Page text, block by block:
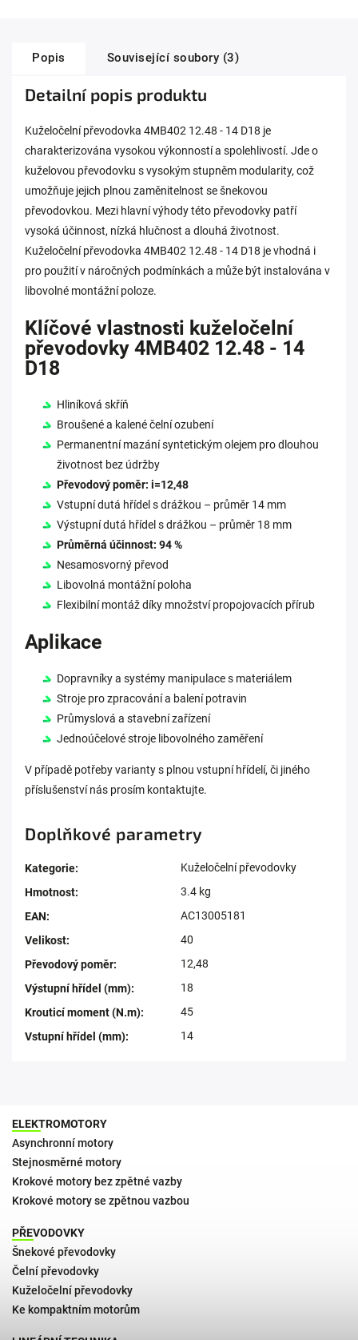
Popis Související soubory (3)
Detailní popis produktu
Kuželočelní převodovka 4MB402 12.48 - 14 D18 je
charakterizována vysokou výkonností a spolehlivostí. Jde o
kuželovou převodovku s vysokým stupněm modularity, což
umožňuje jejich plnou zaměnitelnost se šnekovou
převodovkou. Mezi hlavní výhody této převodovky patří
vysoká účinnost, nízká hlučnost a dlouhá životnost.
Kuželočelní převodovka 4MB402 12.48 - 14 D18 je vhodná i
pro použití v náročných podmínkách a může být instalována v
libovolné montážní poloze.
Klíčové vlastnosti kuželočelní
převodovky 4MB402 12.48 - 14
D18
Hliníková skříň
Broušené a kalené čelní ozubení
Permanentní mazání syntetickým olejem pro dlouhou
životnost bez údržby
Převodový poměr: i=12,48
Vstupní dutá hřídel s drážkou – průměr 14 mm
Výstupní dutá hřídel s drážkou – průměr 18 mm
Průměrná účinnost: 94 %
Nesamosvorný převod
Libovolná montážní poloha
Flexibilní montáž díky množství propojovacích přírub
Aplikace
Dopravníky a systémy manipulace s materiálem
Stroje pro zpracování a balení potravin
Průmyslová a stavební zařízení
Jednoúčelové stroje libovolného zaměření
V případě potřeby varianty s plnou vstupní hřídelí, či jiného
příslušenství nás prosím kontaktujte.
Doplňkové parametry
Kategorie:
Kuželočelní převodovky
Hmotnost:
3.4 kg
EAN:
AC13005181
Velikost:
40
Převodový poměr:
12,48
Výstupní hřídel (mm):
18
Krouticí moment (N.m):
45
Vstupní hřídel (mm): 14
ELEKTROMOTORY
Asynchronní motory
Stejnosměrné motory
Krokové motory bez zpětné vazby
Krokové motory se zpětnou vazbou
PŘEVODOVKY
Šnekové převodovky
Čelní převodovky
Kuželočelní převodovky
Ke kompaktním motorům